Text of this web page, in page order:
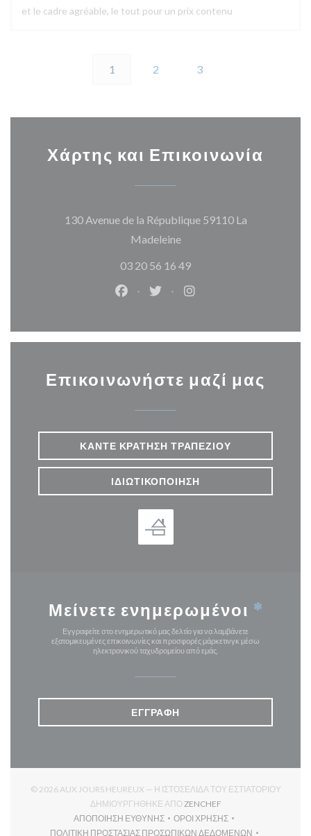
et le cadre agréable, le tout pour un prix contenu
1 2 3
Χάρτης και Επικοινωνία
130 Avenue de la République 59110 La
Madeleine((ανοίγει σε νέο
03 20 56 16 49
Facebook ((ανοίγει σε νέο
Twitter ((ανοίγει σε νέο
Instagram ((ανοίγει
Επικοινωνήστε μαζί μας
ΚΆΝΤΕ ΚΡΆΤΗΣΗ ΤΡΑΠΕΖΙΟΎ
ΙΔΙΩΤΙΚΟΠΟΊΗΣΗ
Μείνετε ενημερωμένοι *
Εγγραφείτε στο ενημερωτικό μας δελτίο για να λαμβάνετε
εξατομικευμένες επικοινωνίες και προσφορές μάρκετινγκ μέσω
ηλεκτρονικού ταχυδρομείου από εμάς.
ΕΓΓΡΑΦΉ
© 2026 AUX JOURS HEUREUX — Η ΙΣΤΟΣΕΛΊΔΑ ΤΟΥ ΕΣΤΙΑΤΟΡΊΟΥ
ΔΗΜΙΟΥΡΓΉΘΗΚΕ ΑΠΌZENCHEF((ΑΝΟΊΓΕΙ ΣΕ ΝΈΟ
ΑΠΟΠΟΊΗΣΗ ΕΥΘΎΝΗΣ
((ΑΝΟΊΓΕΙ ΣΕ ΝΈΟ ΠΑΡΆΘΥΡΟ))
ΌΡΟΙ ΧΡΉΣΗΣ
((ΑΝΟΊΓΕΙ ΣΕ ΝΈΟ
ΠΟΛΙΤΙΚΉ ΠΡΟΣΤΑΣΊΑΣ ΠΡΟΣΩΠΙΚΏΝ ΔΕΔΟΜΈΝΩΝ